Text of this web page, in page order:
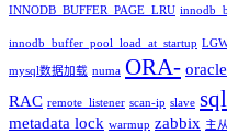
INNODB_BUFFER_PAGE_LRU
innodb_buffer_pool_load_at_startup
mysql数据加载 numa ORA-
RAC remote_listener scan-ip slave
metadata lock warmup zabbix 主从